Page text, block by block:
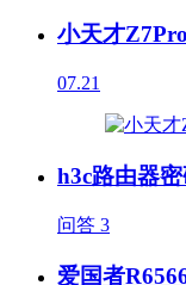
小天才
07.21
h3c路由器
问答 3
爱国者